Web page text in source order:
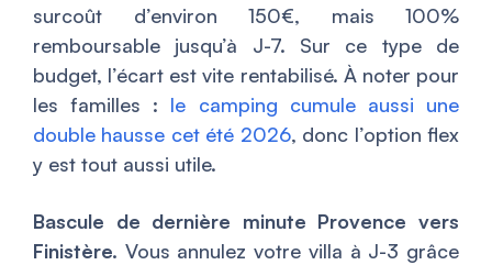
surcoût d’environ 150€, mais 100%
remboursable jusqu’à J-7. Sur ce type de
budget, l’écart est vite rentabilisé. À noter pour
les familles : le camping cumule aussi une
double hausse cet été 2026, donc l’option flex
y est tout aussi utile.
Bascule de dernière minute Provence vers
Finistère. Vous annulez votre villa à J-3 grâce